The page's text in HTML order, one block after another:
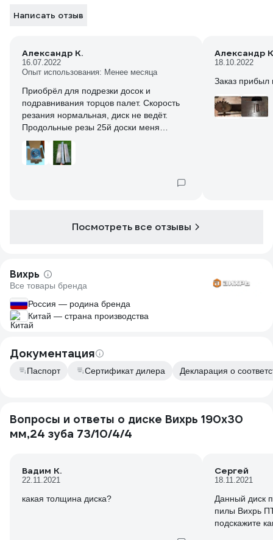
Написать отзыв
Александр К.
16.07.2022
Опыт использования: Менее месяца
Приобрёл для подрезки досок и
подравнивания торцов палет. Скорость
резания нормальная, диск не ведёт.
Продольные резы 25й доски меня
устраивают.
Александр
18.10.2022
Заказ прибыл
Посмотреть все отзывы
Вихрь
Все товары бренда
Россия — родина бренда
Китай — страна производства
Документация
Паспорт Сертификат дилера Декларация о
Вопросы и ответы о диске Вихрь 190х30
мм,24 зуба 73/10/4/4
Вадим К.
22.11.2021
какая толщина диска?
Сергей
18.11.2021
Данный диск
пилы Вихрь
подскажите